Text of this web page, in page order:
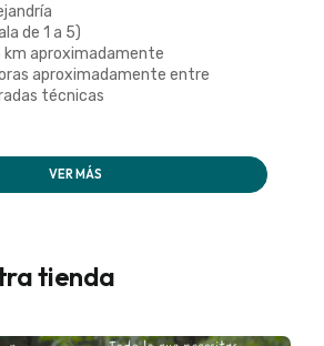
de 1 a 5)
km aproximadamente
aproximadamente entre
técnicas
VER MÁS
tienda